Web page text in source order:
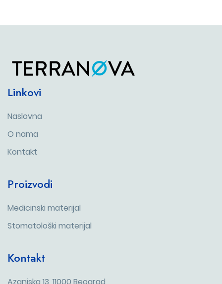
Linkovi
Naslovna
O nama
Kontakt
Proizvodi
Medicinski materijal
Stomatološki materijal
Kontakt
Azanjska 13, 11000 Beograd